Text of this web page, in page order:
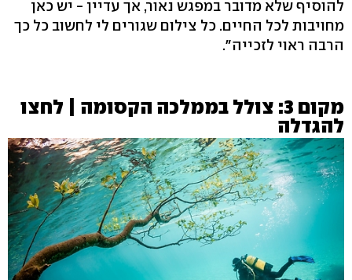
להוסיף שלא מדובר במפגש נאור, אך עדיין - יש כאן
מחויבות לכל החיים. כל צילום שגורים לי לחשוב כל כך
הרבה ראוי לזכייה".
מקום 3: צולל בממלכה הקסומה | לחצו
להגדלה